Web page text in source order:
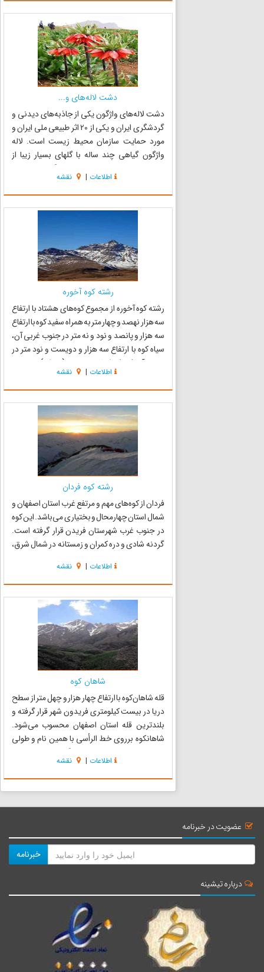
دشت لاله‌های و...
دشت لاله‌های واژگون یکی از جاذبه‌های دیدنی و
گردشگری ایران و یکی از 20 اثر طبیعی ملی ایران و
مورد حمایت سازمان محیط زیست است. لاله
واژگون گیاهی چند ساله با گلهای بسیار زیبا از
خانواده سوسن است و برخلاف سایر گونه‌های لاله و
سایر گل‌ها از ساقه به سوی زمین برگشته است و
بدین سبب نامش را و...
اطلاعات | نقشه
رشته کوه آخوره
رشته کوه آخوره از مجموع کوه‌های هشتاد با ارتفاع
سه هزار نهصد و چهار متر به همراه سفید کوه با ارتفاع
سه هزار و پانصد و نود و نه متر در جنوب غربی آن،
سیاه کوه با ارتفاع سه هزار و دویست و نود متر در
جنوب آن، کوه کم ارتفاع ســیخه (زندان) در جنوب
شــرقی آن، کوه ســـــنبله با ارتفاه سه هزار و...
اطلاعات | نقشه
رشته کوه فردان
فردان از کوه‌های مهم و مرتفع غرب استان اصفهان و
شمال استان چهارمحال و بختیاری می‌باشد. این کوه
در جنوب غرب شهرستان فریدن قرار گرفته است.
گردنه شادی و دره کمران و زمستانه در شمال شرق،
سپستان فردان را از کوه ونیزان جدا می‌سازد. دره
رودخان...
اطلاعات | نقشه
شاهان کوه
قله شاهان‌کوه با ارتفاع چهار هزار و چهل متر از سطح
دریا در بیست کیلومتری فریدون شهر قرار گرفته و
بلندترین قله استان اصفهان محسوب می‌شود.
شاهانکوه برروی خط الرأسی با همین نام و طولی
بیش از چهل و سه کیلومتر قرار گرفته که جهت کلی
آن هم سو با محور اصلی زاگرس یعنی شمال غربی-
جنوب شرقی است و ...
اطلاعات | نقشه
عضویت در خبرنامه
خبرنامه
درباره تیشینه